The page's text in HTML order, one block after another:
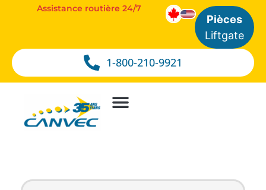
1-800-210-9921
Assistance routière 24/7
Pièces
Liftgate